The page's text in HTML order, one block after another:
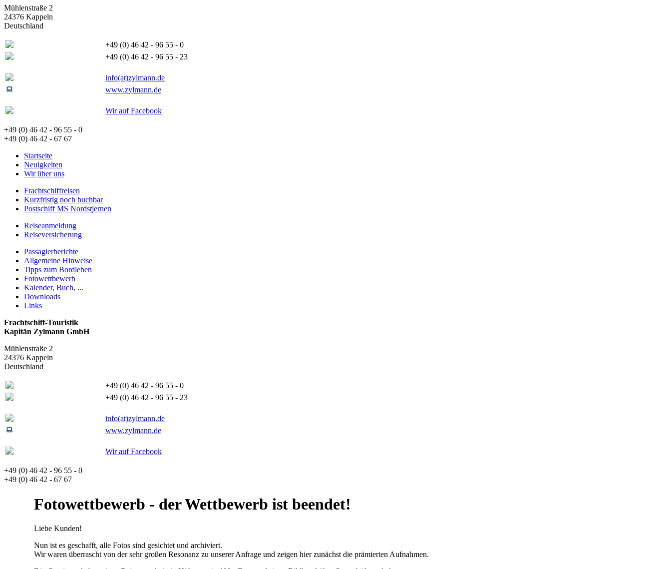
Mühlenstraße 2
24376 Kappeln
Deutschland
+49 (0) 46 42 - 96 55 - 0
+49 (0) 46 42 - 96 55 - 23
info(at)zylmann.de
www.zylmann.de
Wir auf Facebook
+49 (0) 46 42 - 96 55 - 0
+49 (0) 46 42 - 67 67
Startseite
Neuigkeiten
Wir über uns
Frachtschiffreisen
Kurzfristig noch buchbar
Postschiff MS Nordstjernen
Reiseanmeldung
Reiseversicherung
Passagierberichte
Allgemeine Hinweise
Tipps zum Bordleben
Fotowettbewerb
Kalender, Buch, ...
Downloads
Links
Frachtschiff-Touristik
Kapitän Zylmann GmbH
Mühlenstraße 2
24376 Kappeln
Deutschland
+49 (0) 46 42 - 96 55 - 0
+49 (0) 46 42 - 96 55 - 23
info(at)zylmann.de
www.zylmann.de
Wir auf Facebook
+49 (0) 46 42 - 96 55 - 0
+49 (0) 46 42 - 67 67
Fotowettbewerb - der Wettbewerb ist beendet!
Liebe Kunden!
Nun ist es geschafft, alle Fotos sind gesichtet und archiviert.
Wir waren überrascht von der sehr großen Resonanz zu unserer Anfrage und zeigen hier zunächst die prämierten Aufnahmen.